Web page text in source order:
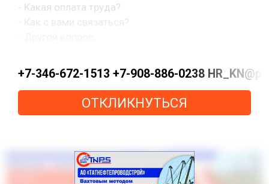
- Какая оплата труда?
+7-346-672-1513 +7-908-886-0238
ОТКЛИКНУТЬСЯ